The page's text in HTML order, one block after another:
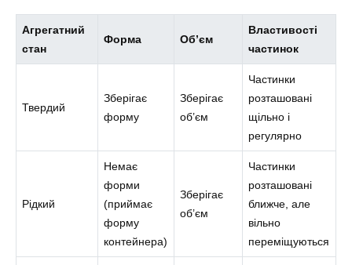
Агрегатний
стан
Форма Об’єм
Властивості
частинок
Твердий
Зберігає
форму
Зберігає
об’єм
Частинки
розташовані
щільно і
регулярно
Рідкий
Немає
форми
(приймає
форму
контейнера)
Зберігає
об’єм
Частинки
розташовані
ближче, але
вільно
переміщуються